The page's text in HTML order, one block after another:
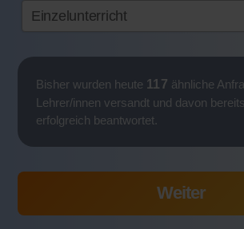
Bisher wurden heute 117 ähnliche
Lehrer/innen versandt und davon bereits
erfolgreich beantwortet.